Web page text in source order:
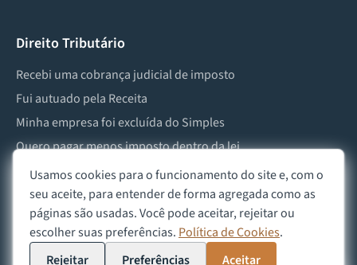
Direito Tributário
Recebi uma cobrança judicial de imposto
Fui autuado pela Receita
Minha empresa foi excluída do Simples
Quero pagar menos imposto dentro da lei
Preciso lidar com imposto de herança ou doação
2026Advocacia Custódio
Política de Privacidade Política de Cookies Aviso Legal
Usamos cookies para o funcionamento do site e, com o
seu aceite, para entender de forma agregada como as
páginas são usadas. Você pode aceitar, rejeitar ou
escolher suas preferências. Política de Cookies.
Rejeitar
Preferências Aceitar